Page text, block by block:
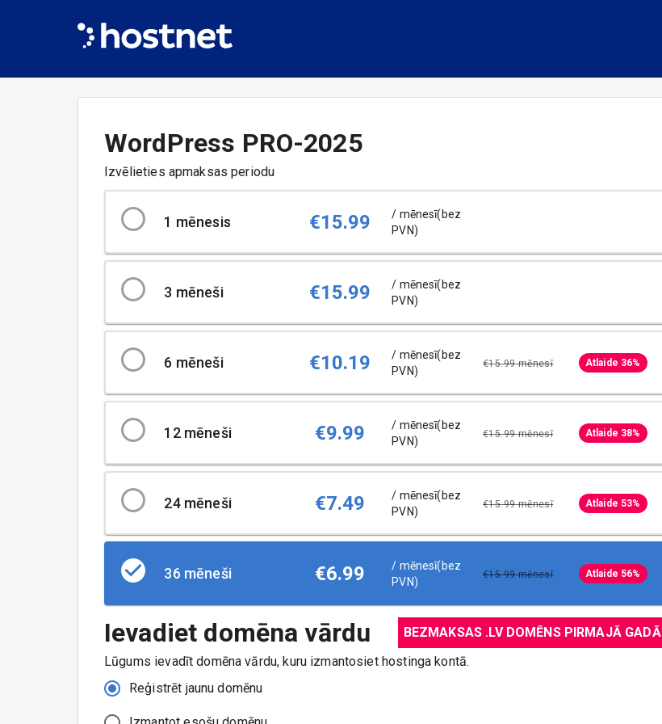
WordPress PRO-2025
Izvēlieties apmaksas periodu
1 mēnesis €15.99
/ mēnesī(bez
PVN)
3 mēneši €15.99
/ mēnesī(bez
PVN)
6 mēneši €10.19
/ mēnesī(bez
PVN)
€15.99 mēnesī Atlaide 36%
12 mēneši €9.99
/ mēnesī(bez
PVN)
€15.99 mēnesī Atlaide 38%
24 mēneši €7.49
/ mēnesī(bez
PVN)
€15.99 mēnesī Atlaide 53%
36 mēneši €6.99
/ mēnesī(bez
PVN)
€15.99 mēnesī Atlaide 56%
Ievadiet domēna vārdu
BEZMAKSAS .LV DOMĒNS PIRMAJĀ GADĀ
Lūgums ievadīt domēna vārdu, kuru izmantosiet hostinga kontā.
Reģistrēt jaunu domēnu